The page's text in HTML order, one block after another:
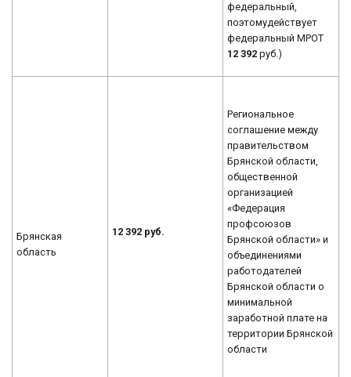
федеральный,
поэтомудействует
федеральный МРОТ
12 392 руб.)
Брянская
область
12 392 руб.
Региональное
соглашение между
правительством
Брянской области,
общественной
организацией
«Федерация
профсоюзов
Брянской области» и
объединениями
работодателей
Брянской области о
минимальной
заработной плате на
территории Брянской
области